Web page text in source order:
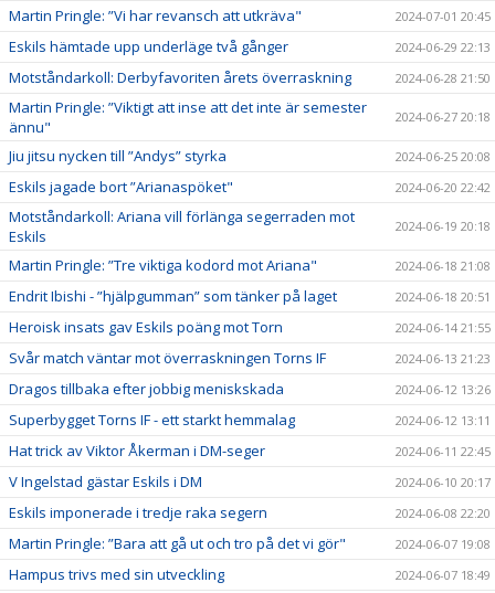
Martin Pringle: ”Vi har revansch att utkräva" 2024-07-01 20:45
Eskils hämtade upp underläge två gånger 2024-06-29 22:13
Motståndarkoll: Derbyfavoriten årets överraskning 2024-06-28 21:50
Martin Pringle: ”Viktigt att inse att det inte är semester
ännu"
2024-06-27 20:18
Jiu jitsu nycken till ”Andys” styrka 2024-06-25 20:08
Eskils jagade bort ”Arianaspöket" 2024-06-20 22:42
Motståndarkoll: Ariana vill förlänga segerraden mot
Eskils
2024-06-19 20:18
Martin Pringle: ”Tre viktiga kodord mot Ariana" 2024-06-18 21:08
Endrit Ibishi - ”hjälpgumman” som tänker på laget 2024-06-18 20:51
Heroisk insats gav Eskils poäng mot Torn 2024-06-14 21:55
Svår match väntar mot överraskningen Torns IF 2024-06-13 21:23
Dragos tillbaka efter jobbig meniskskada 2024-06-12 13:26
Superbygget Torns IF - ett starkt hemmalag 2024-06-12 13:11
Hat trick av Viktor Åkerman i DM-seger 2024-06-11 22:45
V Ingelstad gästar Eskils i DM 2024-06-10 20:17
Eskils imponerade i tredje raka segern 2024-06-08 22:20
Martin Pringle: ”Bara att gå ut och tro på det vi gör" 2024-06-07 19:08
Hampus trivs med sin utveckling 2024-06-07 18:49